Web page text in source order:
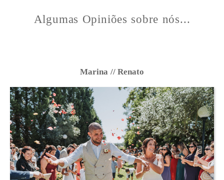
Algumas Opiniões sobre nós...
Marina // Renato